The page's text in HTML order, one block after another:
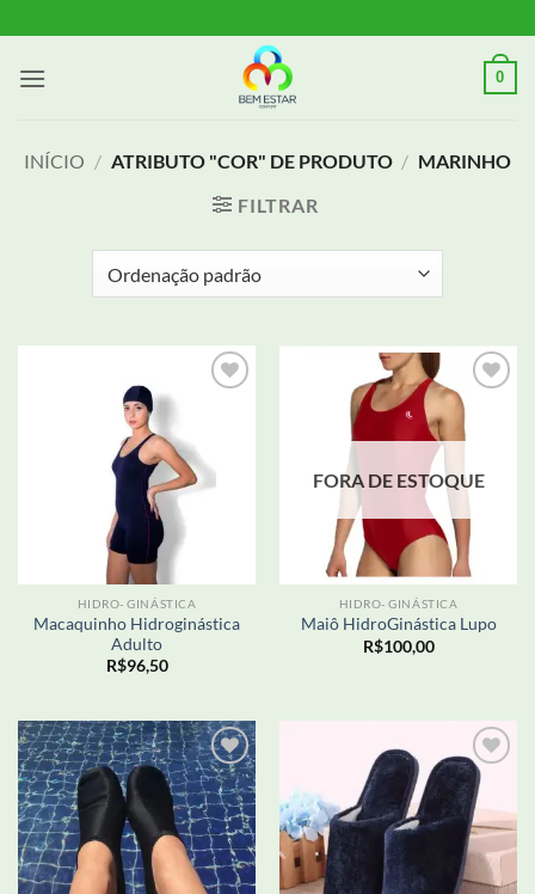
to
content
0
INÍCIO / ATRIBUTO "COR" DE PRODUTO / MARINHO
FILTRAR
HIDRO- GINÁSTICA
Macaquinho Hidroginástica
Adulto
R$96,50
Adicionar
aos meus
desejos
FORA DE ESTOQUE
HIDRO- GINÁSTICA
Maiô HidroGinástica Lupo
R$100,00
Adicionar
aos meus
desejos
Adicionar
aos meus
desejos